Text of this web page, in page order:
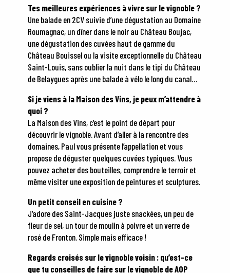
Tes meilleures expériences à vivre sur le vignoble ?
Une balade en 2CV suivie d’une dégustation au Domaine
Roumagnac, un dîner dans le noir au Château Boujac,
une dégustation des cuvées haut de gamme du
Château Bouissel ou la visite exceptionnelle du Château
Saint-Louis, sans oublier la nuit dans le tipi du Château
de Belaygues après une balade à vélo le long du canal…
Si je viens à la Maison des Vins, je peux m’attendre à
quoi ?
La Maison des Vins, c’est le point de départ pour
découvrir le vignoble. Avant d’aller à la rencontre des
domaines, Paul vous présente l’appellation et vous
propose de déguster quelques cuvées typiques. Vous
pouvez acheter des bouteilles, comprendre le terroir et
même visiter une exposition de peintures et sculptures.
Un petit conseil en cuisine ?
J’adore des Saint-Jacques juste snackées, un peu de
fleur de sel, un tour de moulin à poivre et un verre de
rosé de Fronton. Simple mais efficace !
Regards croisés sur le vignoble voisin : qu’est-ce
que tu conseilles de faire sur le vignoble de AOP